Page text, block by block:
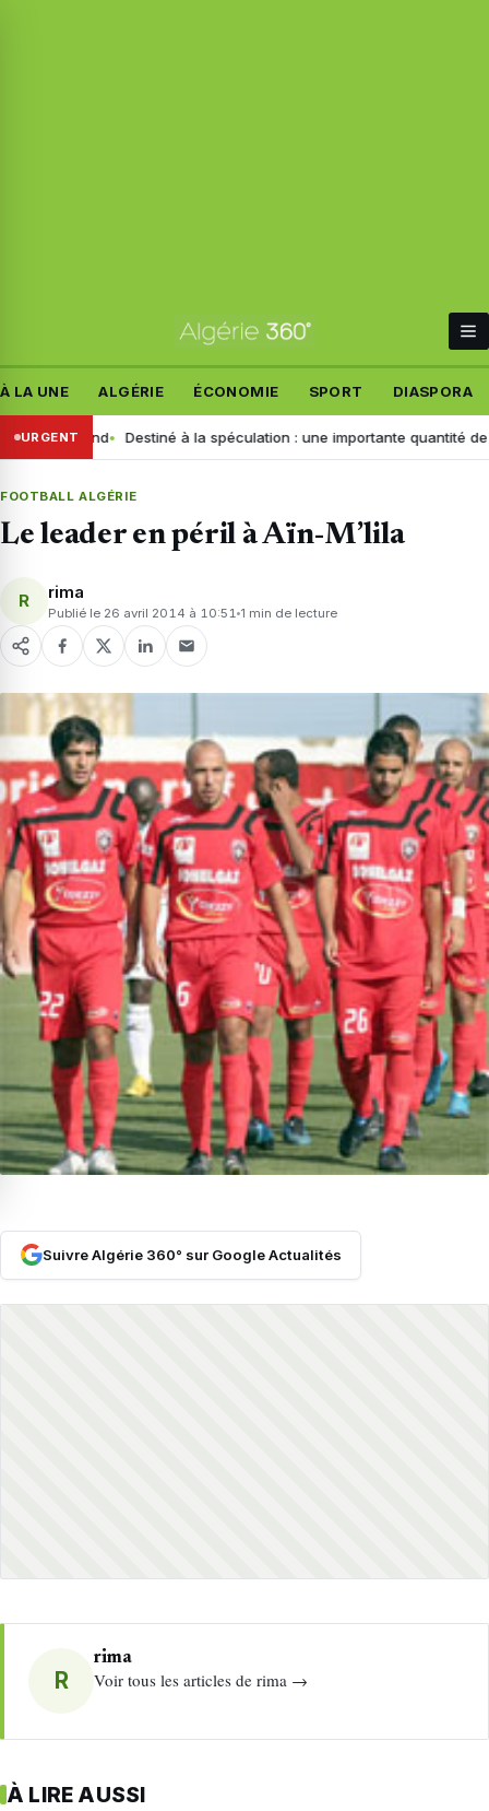
À LA UNE ALGÉRIE ÉCONOMIE SPORT DIASPORA
URGENTDestiné à la spéculation : une importante quantité de ce
FOOTBALL ALGÉRIE
Le leader en péril à Aïn-M’lila
R rima
Publié le 26 avril 2014 à 10:51 1 min de lecture
Suivre Algérie 360° sur Google Actualités
R
rima
Voir tous les articles de rima →
À LIRE AUSSI